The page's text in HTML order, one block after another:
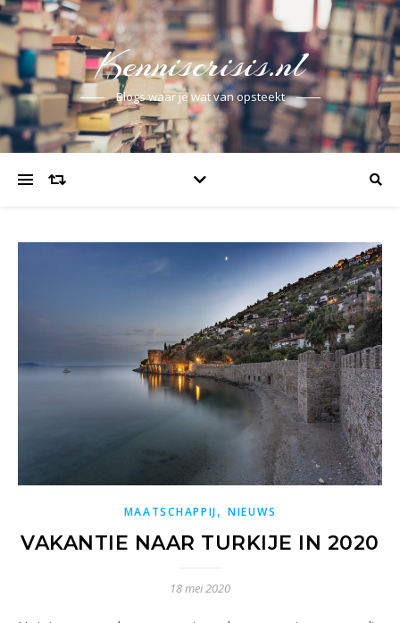
Kenniscrisis.nl
Blogs waar je wat van opsteekt
MAATSCHAPPIJ,NIEUWS
VAKANTIE NAAR TURKIJE IN 2020
18 mei 2020